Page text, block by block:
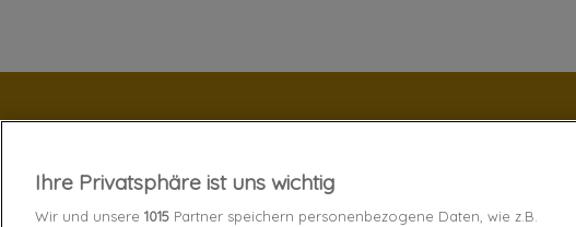
Exclusivités, offres et nouveautés !
Ihre Privatsphäre ist uns wichtig
Wir und unsere 1015 Partner speichern personenbezogene Daten, wie z.B.